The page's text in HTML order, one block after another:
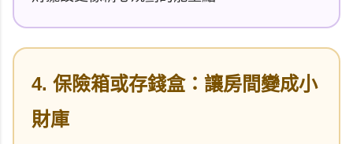
4. 保險箱或存錢盒：讓房間變成小
財庫